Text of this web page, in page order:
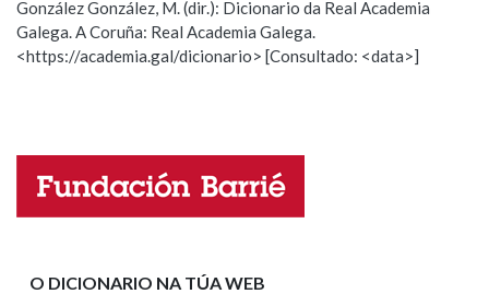
Observación Hai un erro na palabra
Propoño mellorar a definición
Nome
González González, M. (dir.): Dicionario da Real Academia
Galega. A Coruña: Real Academia Galega.
<https://academia.gal/dicionario> [Consultado: <data>]
O DICIONARIO NA TÚA WEB